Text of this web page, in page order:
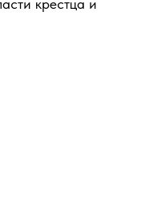
крестца и